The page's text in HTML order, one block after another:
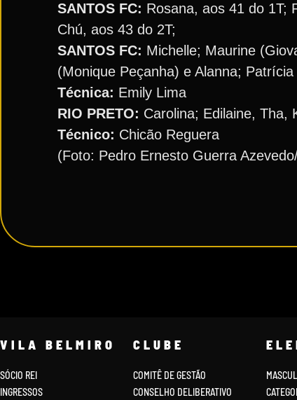
SANTOS FC: Rosana, aos 41 do 1T;
Chú, aos 43 do 2T;
SANTOS FC: Michelle; Maurine
(Monique Peçanha) e Alanna;
Técnica: Emily Lima
RIO PRETO: Carolina; Edilaine, Tha,
Técnico: Chicão Reguera
(Foto: Pedro Ernesto Guerra
VILA BELMIRO
SÓCIO REI
INGRESSOS
CLUBE
COMITÊ DE GESTÃO
CONSELHO DELIBERATIVO